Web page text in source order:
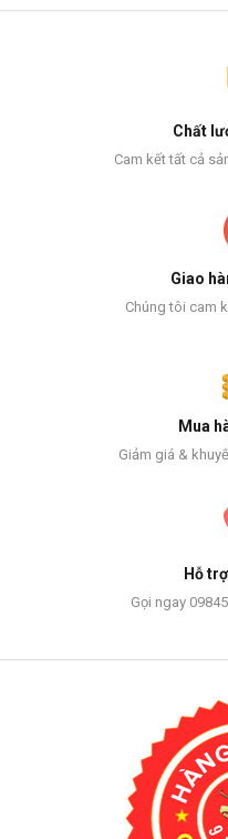
Chất
Cam kết tất cả
Giao
Chúng tôi cam
Mua
Giảm giá &
Hỗ
Gọi ngay